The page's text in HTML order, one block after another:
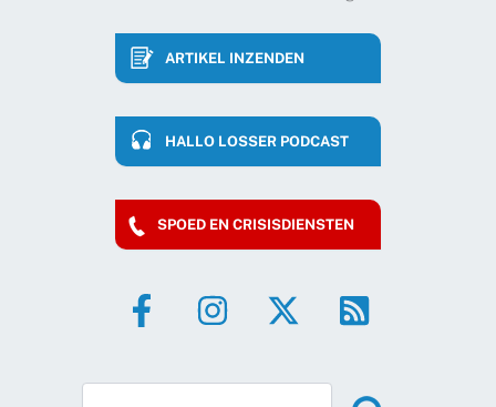
ARTIKEL INZENDEN
HALLO LOSSER PODCAST
SPOED EN CRISISDIENSTEN